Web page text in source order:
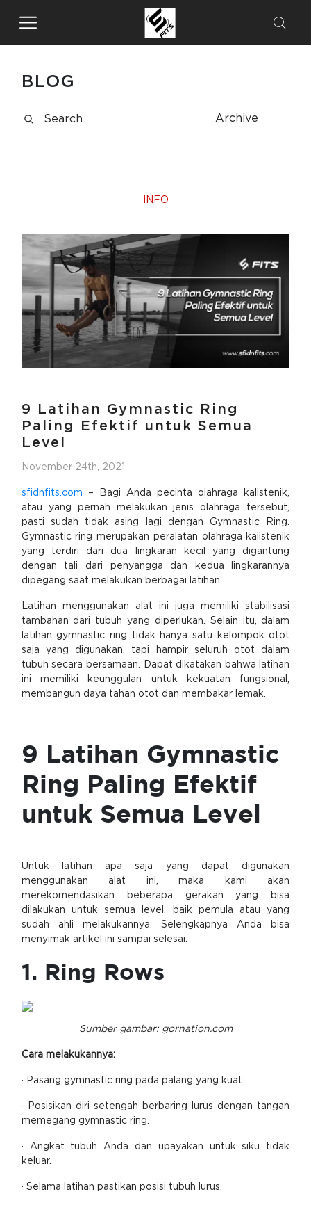
BLOG
Archive
INFO
9 Latihan Gymnastic Ring
Paling Efektif untuk Semua
Level
November 24th, 2021
sfidnfits.com – Bagi Anda pecinta olahraga kalistenik,
atau yang pernah melakukan jenis olahraga tersebut,
pasti sudah tidak asing lagi dengan Gymnastic Ring.
Gymnastic ring merupakan peralatan olahraga kalistenik
yang terdiri dari dua lingkaran kecil yang digantung
dengan tali dari penyangga dan kedua lingkarannya
dipegang saat melakukan berbagai latihan.
Latihan menggunakan alat ini juga memiliki stabilisasi
tambahan dari tubuh yang diperlukan. Selain itu, dalam
latihan gymnastic ring tidak hanya satu kelompok otot
saja yang digunakan, tapi hampir seluruh otot dalam
tubuh secara bersamaan. Dapat dikatakan bahwa latihan
ini memiliki keunggulan untuk kekuatan fungsional,
membangun daya tahan otot dan membakar lemak.
9 Latihan Gymnastic
Ring Paling Efektif
untuk Semua Level
Untuk latihan apa saja yang dapat digunakan
menggunakan alat ini, maka kami akan
merekomendasikan beberapa gerakan yang bisa
dilakukan untuk semua level, baik pemula atau yang
sudah ahli melakukannya. Selengkapnya Anda bisa
menyimak artikel ini sampai selesai.
1. Ring Rows
Sumber gambar: gornation.com
Cara melakukannya:
· Pasang gymnastic ring pada palang yang kuat.
· Posisikan diri setengah berbaring lurus dengan tangan
memegang gymnastic ring.
· Angkat tubuh Anda dan upayakan untuk siku tidak
keluar.
· Selama latihan pastikan posisi tubuh lurus.